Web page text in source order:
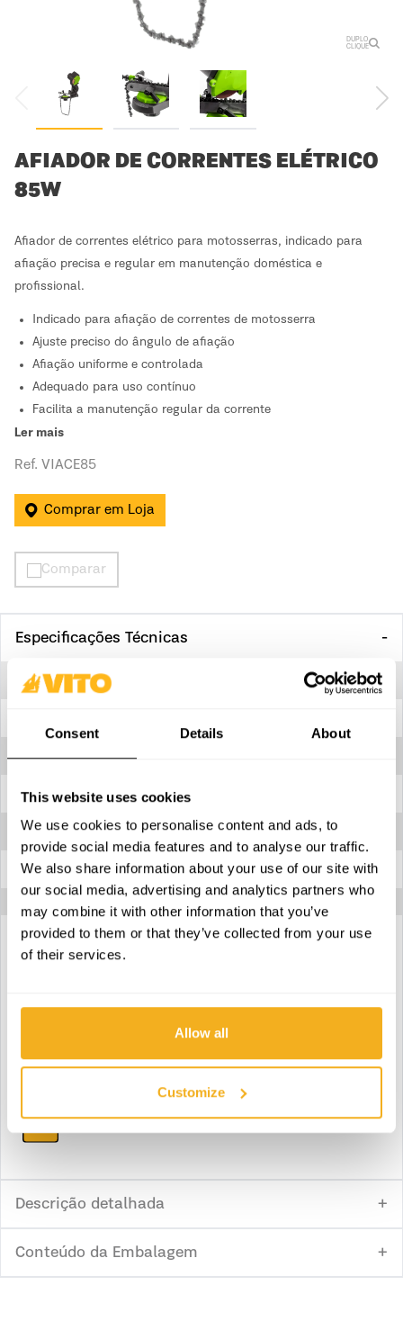
Consent Details About
This website uses cookies
We use cookies to personalise content and ads, to
provide social media features and to analyse our traffic.
We also share information about your use of our site with
our social media, advertising and analytics partners who
may combine it with other information that you’ve
provided to them or that they’ve collected from your use
of their services.
Allow all
Customize
DUPLO
CLIQUE
AFIADOR DE CORRENTES ELÉTRICO
85W
Afiador de correntes elétrico para motosserras, indicado para
afiação precisa e regular em manutenção doméstica e
profissional.
Indicado para afiação de correntes de motosserra
Ajuste preciso do ângulo de afiação
Afiação uniforme e controlada
Adequado para uso contínuo
Facilita a manutenção regular da corrente
Ler mais
Ref. VIACE85
Comprar em Loja
Comparar
Especificações Técnicas
Ajuste universal e ângulos Sim - 35º
Diâmetro exterior disco
Diâmetro interior disco
Dimensões 200 x 230 x 310 mm
Dimensões da caixa 255 x 220 x 170 mm
Download manual de instruções
Download peças
Descrição detalhada
Conteúdo da Embalagem